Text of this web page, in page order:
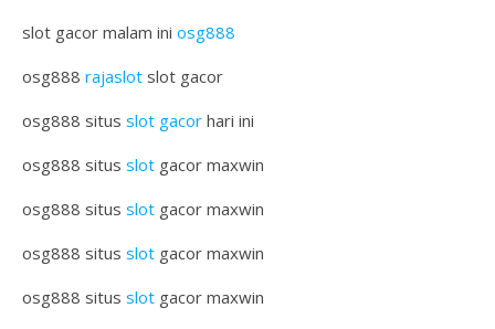
slot gacor malam ini osg888
osg888 rajaslot slot gacor
osg888 situs slot gacor hari ini
osg888 situs slot gacor maxwin
osg888 situs slot gacor maxwin
osg888 situs slot gacor maxwin
osg888 situs slot gacor maxwin